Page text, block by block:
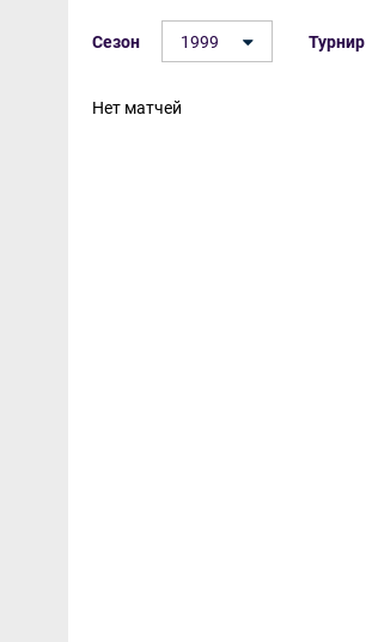
Сезон 1999 Турнир
Нет матчей